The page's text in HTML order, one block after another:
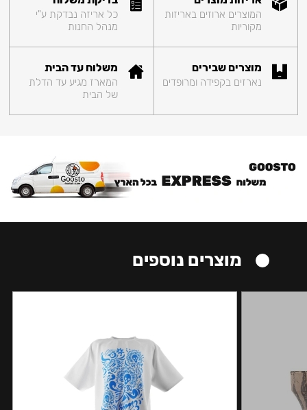
המוצרים ארוזים באריזות
מקוריות
כל אריזה נבדקת ע"י
מנהל החנות
מוצרים שבירים
נארזים בקפידה ומרופדים
משלוח עד הבית
המארז מגיע עד הדלת
של הבית
מוצרים נוספים